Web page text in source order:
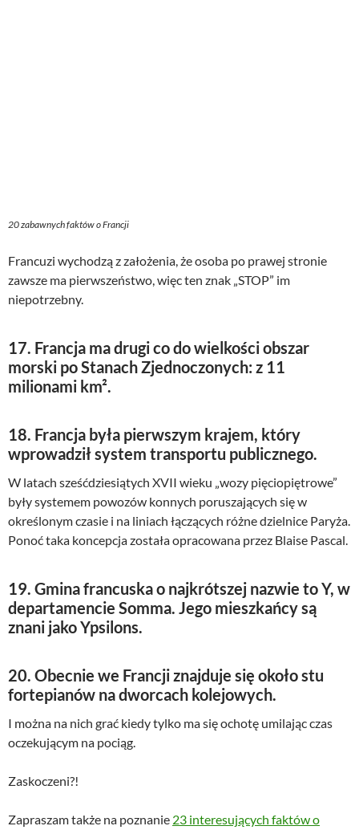
20 zabawnych faktów o Francji
Francuzi wychodzą z założenia, że osoba po prawej stronie
zawsze ma pierwszeństwo, więc ten znak „STOP” im
niepotrzebny.
17. Francja ma drugi co do wielkości obszar
morski po Stanach Zjednoczonych: z 11
milionami km².
18. Francja była pierwszym krajem, który
wprowadził system transportu publicznego.
W latach sześćdziesiątych XVII wieku „wozy pięciopiętrowe”
były systemem powozów konnych poruszających się w
określonym czasie i na liniach łączących różne dzielnice Paryża.
Ponoć taka koncepcja została opracowana przez Blaise Pascal.
19. Gmina francuska o najkrótszej nazwie to Y, w
departamencie Somma. Jego mieszkańcy są
znani jako Ypsilons.
20. Obecnie we Francji znajduje się około stu
fortepianów na dworcach kolejowych.
I można na nich grać kiedy tylko ma się ochotę umilając czas
oczekującym na pociąg.
Zaskoczeni?!
Zapraszam także na poznanie 23 interesujących faktów o